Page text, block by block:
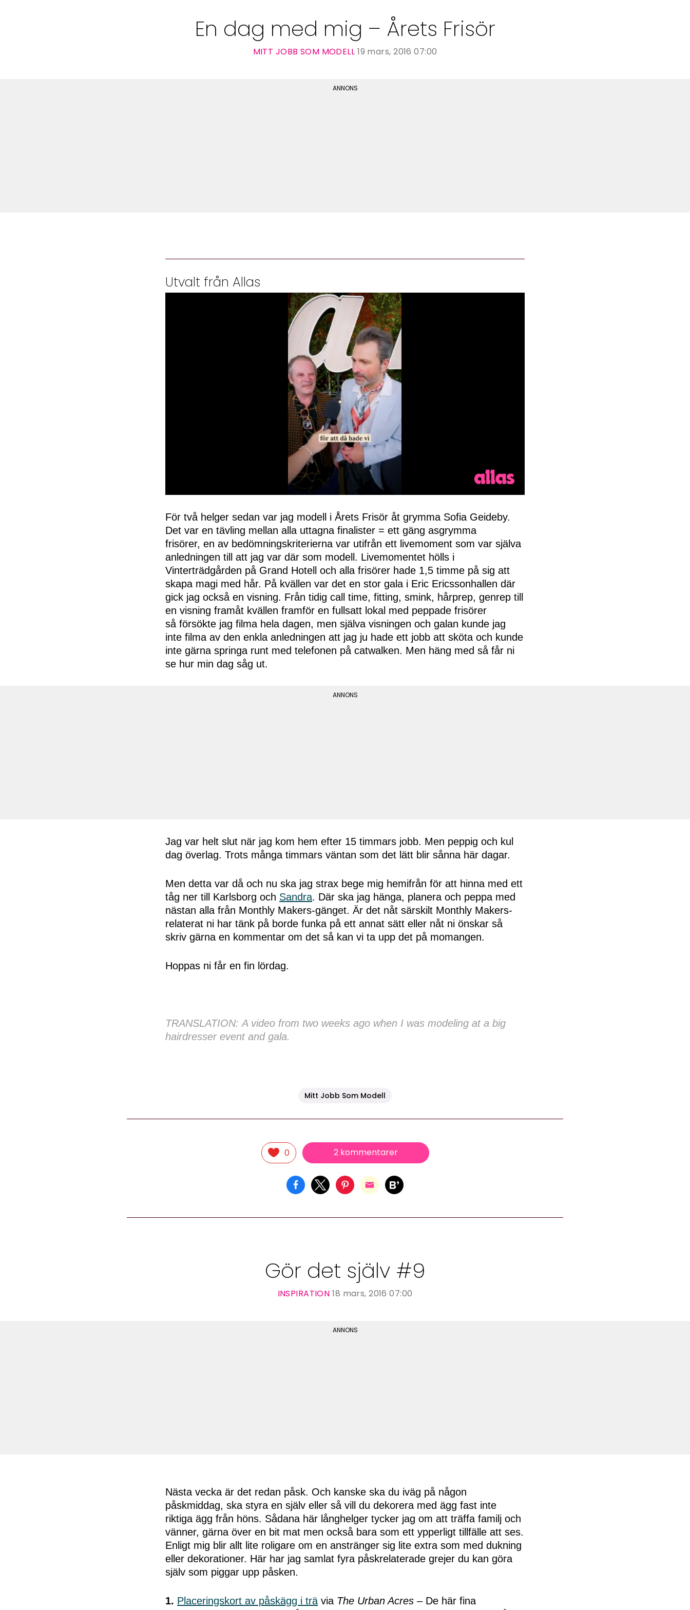
Våra Skribenter
En dag med mig – Årets Frisör
MITT JOBB SOM MODELL 19 mars, 2016 07:00
Utvalt från Allas
of
50
secondsVolume
0%
För två helger sedan var jag modell i Årets Frisör åt grymma Sofia Geideby.
Det var en tävling mellan alla uttagna finalister = ett gäng asgrymma
frisörer, en av bedömningskriterierna var utifrån ett livemoment som var själva
anledningen till att jag var där som modell. Livemomentet hölls i
Vinterträdgården på Grand Hotell och alla frisörer hade 1,5 timme på sig att
skapa magi med hår. På kvällen var det en stor gala i Eric Ericssonhallen där
gick jag också en visning. Från tidig call time, fitting, smink, hårprep, genrep till
en visning framåt kvällen framför en fullsatt lokal med peppade frisörer
så försökte jag filma hela dagen, men själva visningen och galan kunde jag
inte filma av den enkla anledningen att jag ju hade ett jobb att sköta och kunde
inte gärna springa runt med telefonen på catwalken. Men häng med så får ni
se hur min dag såg ut.
Jag var helt slut när jag kom hem efter 15 timmars jobb. Men peppig och kul
dag överlag. Trots många timmars väntan som det lätt blir sånna här dagar.
Men detta var då och nu ska jag strax bege mig hemifrån för att hinna med ett
tåg ner till Karlsborg och Sandra. Där ska jag hänga, planera och peppa med
nästan alla från Monthly Makers-gänget. Är det nåt särskilt Monthly Makers-
relaterat ni har tänk på borde funka på ett annat sätt eller nåt ni önskar så
skriv gärna en kommentar om det så kan vi ta upp det på momangen.
Hoppas ni får en fin lördag.
TRANSLATION: A video from two weeks ago when I was modeling at a big
hairdresser event and gala.
Mitt Jobb Som Modell
0 2 kommentarer
Gör det själv #9
INSPIRATION 18 mars, 2016 07:00
Nästa vecka är det redan påsk. Och kanske ska du iväg på någon
påskmiddag, ska styra en själv eller så vill du dekorera med ägg fast inte
riktiga ägg från höns. Sådana här långhelger tycker jag om att träffa familj och
vänner, gärna över en bit mat men också bara som ett ypperligt tillfälle att ses.
Enligt mig blir allt lite roligare om en anstränger sig lite extra som med dukning
eller dekorationer. Här har jag samlat fyra påskrelaterade grejer du kan göra
själv som piggar upp påsken.
1. Placeringskort av påskägg i trä via The Urban Acres – De här fina